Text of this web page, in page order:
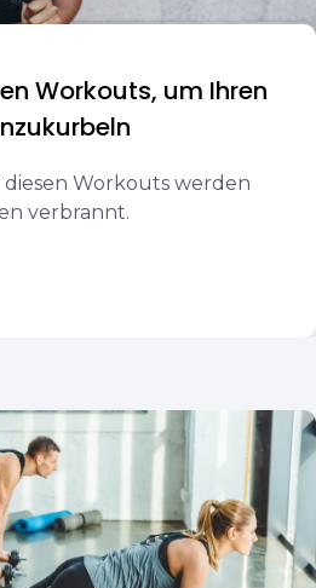
Workouts, um Ihren
Workouts werden
verbrannt.